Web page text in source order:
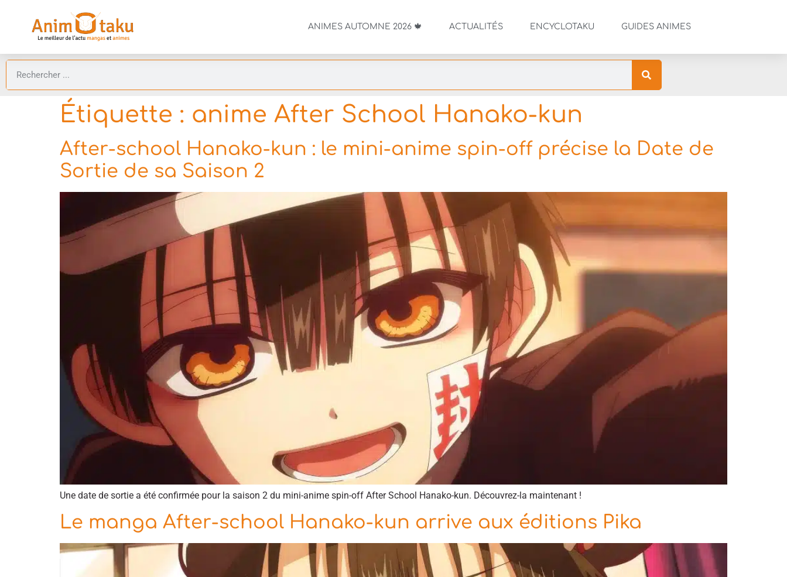
ANIMES AUTOMNE 2026 🍁 ACTUALITÉS ENCYCLOTAKU GUIDES ANIMES
Étiquette : anime After School Hanako-kun
After-school Hanako-kun : le mini-anime spin-off précise la Date de
Sortie de sa Saison 2
Une date de sortie a été confirmée pour la saison 2 du mini-anime spin-off After School Hanako-kun. Découvrez-la maintenant !
Le manga After-school Hanako-kun arrive aux éditions Pika